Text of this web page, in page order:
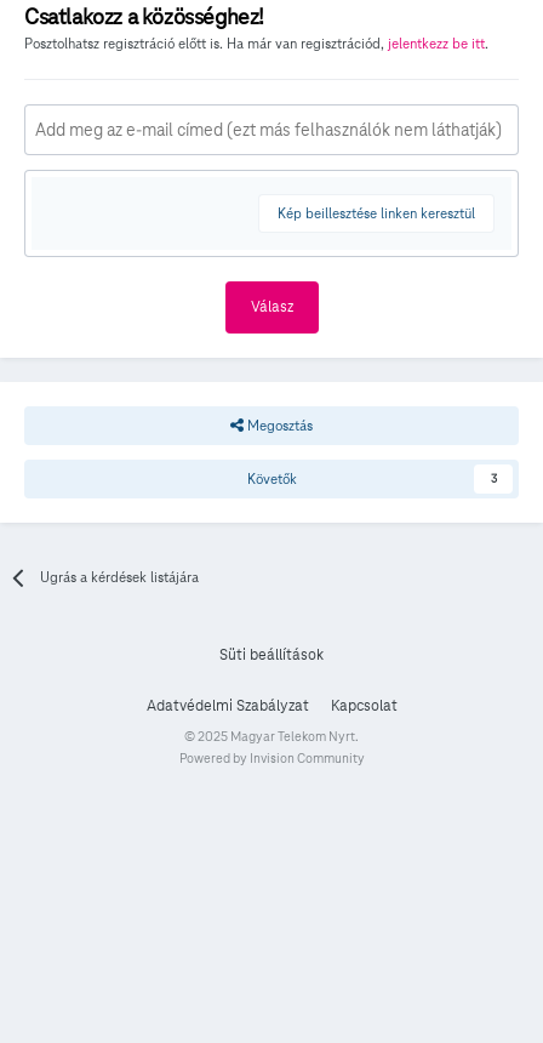
Csatlakozz a közösséghez!
Posztolhatsz regisztráció előtt is. Ha már van regisztrációd, jelentkezz be itt.
Kép beillesztése linken keresztül
Válasz
Megosztás
Követők 3
Ugrás a kérdések listájára
Süti beállítások
Adatvédelmi Szabályzat Kapcsolat
© 2025 Magyar Telekom Nyrt.
Powered by Invision Community